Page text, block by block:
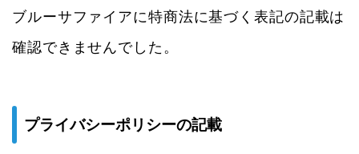
ブルーサファイアに特商法に基づく表記の記載は
確認できませんでした。
プライバシーポリシーの記載